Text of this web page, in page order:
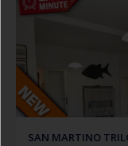
SAN MARTINO
climatizzato
,
posto al primo
composto da
privato con
ampia camera
camera doppia
bagno con box